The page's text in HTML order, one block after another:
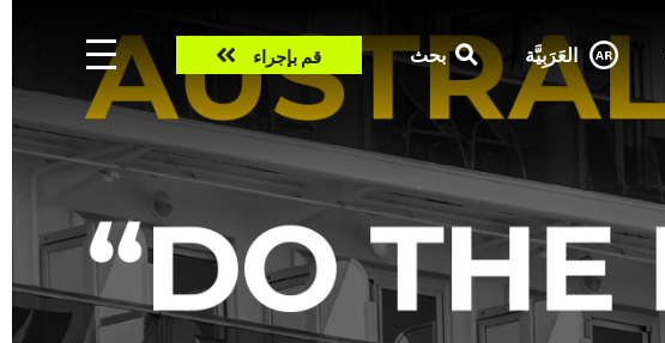
العَرَبِيَّة بحث
Take
action
قم بإجراء